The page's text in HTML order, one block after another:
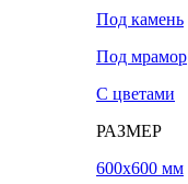
Под камень
Под мрамор
С цветами
РАЗМЕР
600х600 мм